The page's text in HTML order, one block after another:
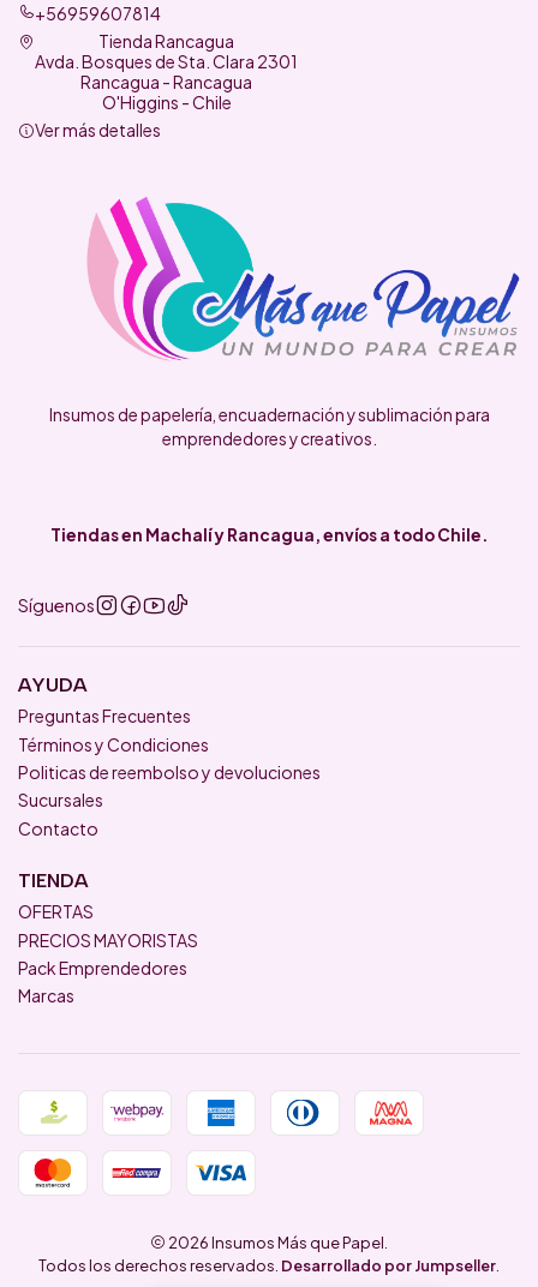
+56959607814
Tienda Rancagua
Avda. Bosques de Sta. Clara 2301
Rancagua - Rancagua
O'Higgins - Chile
Ver más detalles
Insumos de papelería, encuadernación y sublimación para
emprendedores y creativos.
Tiendas en Machalí y Rancagua, envíos a todo Chile.
Síguenos
AYUDA
Preguntas Frecuentes
Términos y Condiciones
Politicas de reembolso y devoluciones
Sucursales
Contacto
TIENDA
OFERTAS
PRECIOS MAYORISTAS
Pack Emprendedores
Marcas
2026 Insumos Más que Papel.
Todos los derechos reservados. Desarrollado por Jumpseller.